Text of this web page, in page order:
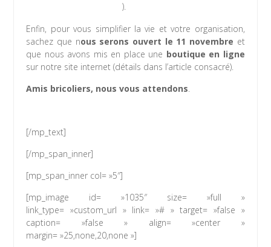
article qui lui est consacré).
Enfin, pour vous simplifier la vie et votre organisation,
sachez que nous serons ouvert le 11 novembre et
que nous avons mis en place une boutique en ligne
sur notre site internet (détails dans l’article consacré).
Amis bricoliers, nous vous attendons.
[/mp_text]
[/mp_span_inner]
[mp_span_inner col= »5″]
[mp_image id= »1035″ size= »full »
link_type= »custom_url » link= »# » target= »false »
caption= »false » align= »center »
margin= »25,none,20,none »]